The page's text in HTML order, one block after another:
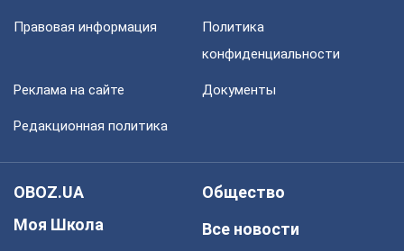
Правовая информация
Политика
конфиденциальности
Реклама на сайте Документы
Редакционная политика
OBOZ.UA
Моя Школа
Общество
Все новости